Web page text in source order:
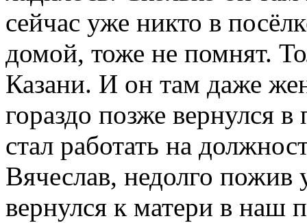
сейчас уже никто в
домой, тоже не помнят.
Казани. И он там даже
гораздо позже вернулся
стал работать на
Вячеслав, недолго пожив
вернулся к матери в наш